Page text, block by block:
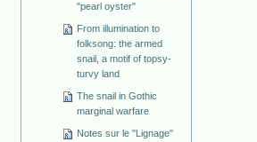
"pearl oyster"
From illumination to
folksong: the armed
snail, a motif of topsy-
turvy land
The snail in Gothic
marginal warfare
Notes sur le "Lignage"